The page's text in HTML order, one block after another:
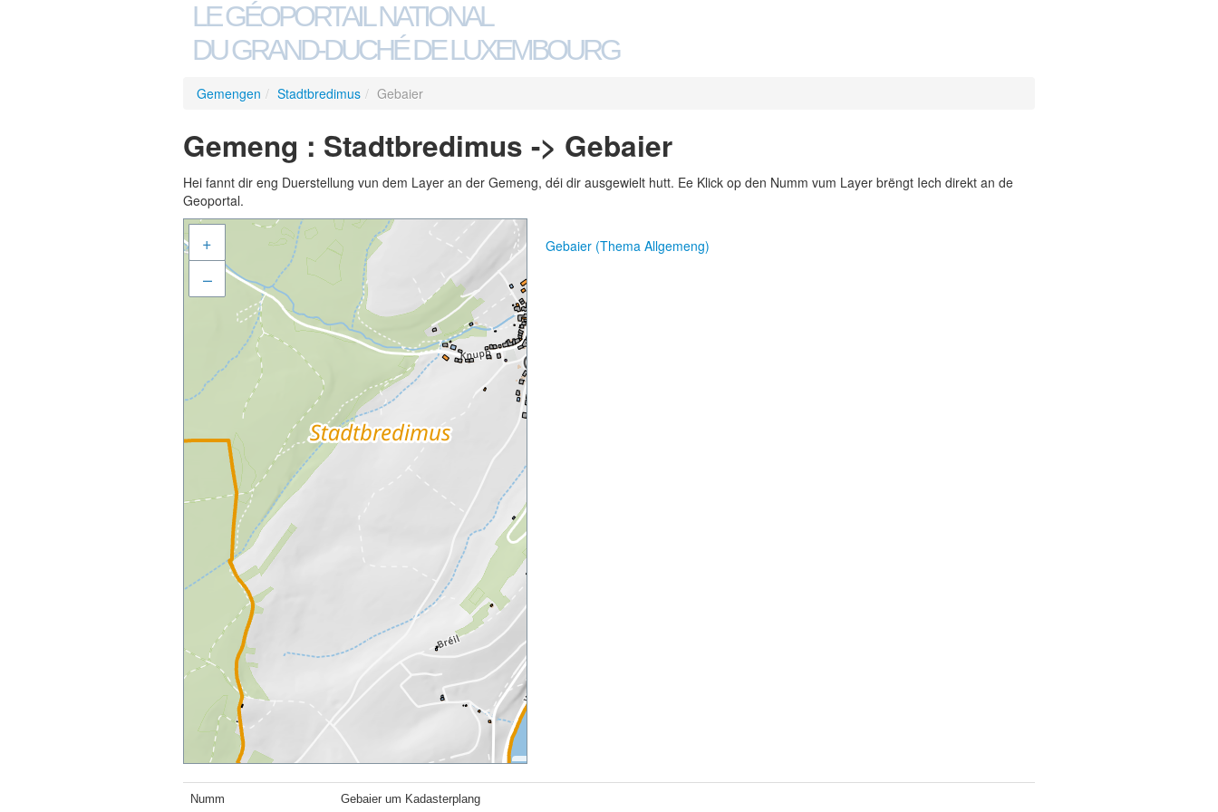
LE GÉOPORTAIL NATIONAL
DU GRAND-DUCHÉ DE LUXEMBOURG
Gemengen / Stadtbredimus / Gebaier
Gemeng : Stadtbredimus -> Gebaier
Hei fannt dir eng Duerstellung vun dem Layer an der Gemeng, déi dir ausgewielt hutt. Ee Klick op den Numm vum Layer brëngt Iech direkt an de
Geoportal.
+
–
Gebaier (Thema Allgemeng)
Numm Gebaier um Kadasterplang